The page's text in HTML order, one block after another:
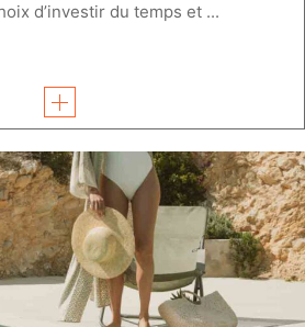
d’investir du temps et ...